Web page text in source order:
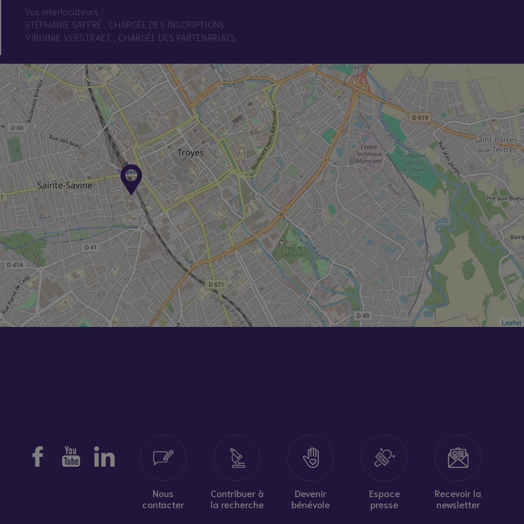
Vos interlocuteurs :
STÉPHANIE SAFFRÉ , CHARGÉE DES INSCRIPTIONS
VIRGINIE VERSTRAET , CHARGÉE DES PARTENARIATS
Leaflet
Nous
contacter
Contribuer à
la recherche
Devenir
bénévole
Espace
presse
Recevoir la
newsletter